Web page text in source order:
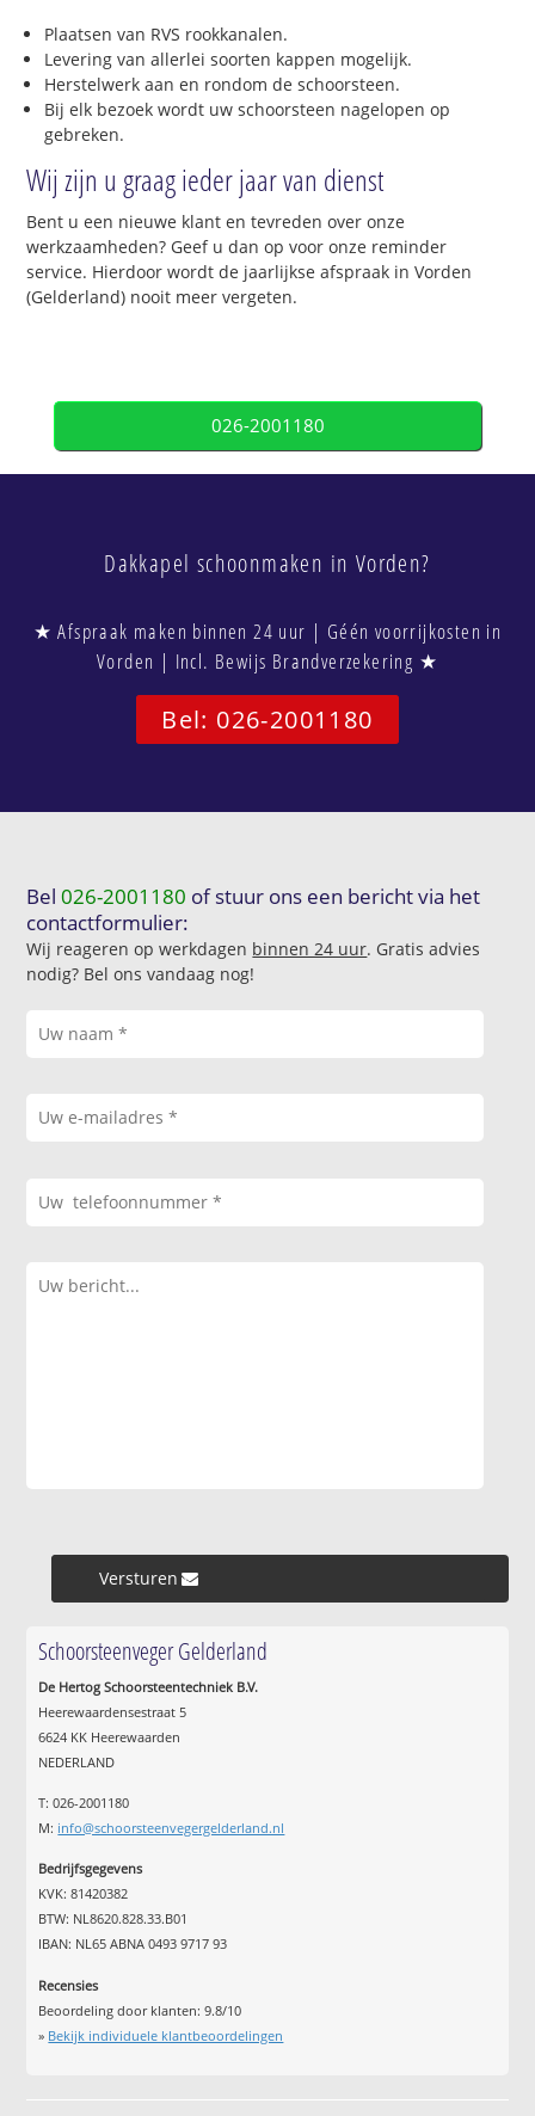
Plaatsen van RVS rookkanalen.
Levering van allerlei soorten kappen mogelijk.
Herstelwerk aan en rondom de schoorsteen.
Bij elk bezoek wordt uw schoorsteen nagelopen op
gebreken.
Wij zijn u graag ieder jaar van dienst
Bent u een nieuwe klant en tevreden over onze
werkzaamheden? Geef u dan op voor onze reminder
service. Hierdoor wordt de jaarlijkse afspraak in Vorden
(Gelderland) nooit meer vergeten.
026-2001180
Dakkapel schoonmaken in Vorden?
★ Afspraak maken binnen 24 uur | Géén voorrijkosten in
Vorden | Incl. Bewijs Brandverzekering ★
Bel: 026-2001180
Bel026-2001180 of stuur ons een bericht via het
contactformulier:
Wij reageren op werkdagen binnen 24 uur. Gratis advies
nodig? Bel ons vandaag nog!
Versturen »
Schoorsteenveger Gelderland
De Hertog Schoorsteentechniek B.V.
Heerewaardensestraat 5
6624 KK Heerewaarden
NEDERLAND
T: 026-2001180
M: info@schoorsteenvegergelderland.nl
Bedrijfsgegevens
KVK: 81420382
BTW: NL8620.828.33.B01
IBAN: NL65 ABNA 0493 9717 93
Recensies
Beoordeling door klanten:9.8/10
» Bekijk individuele klantbeoordelingen